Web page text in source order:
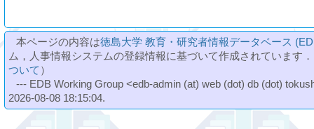
本ページの内容は徳島大学 教育・研究者情報データベース
ム，人事情報システムの登録情報に基づいて作成されています
ついて ）
--- EDB Working Group <edb-admin (at) web (dot) db (dot)
2026-08-08 18:15:04.